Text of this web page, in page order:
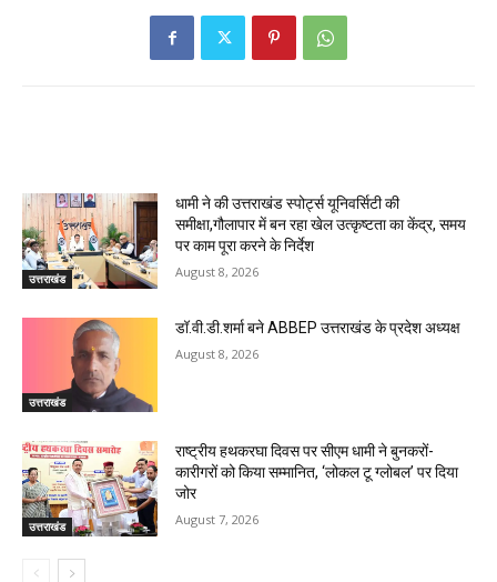
उत्तराखंड
धामी ने की उत्तराखंड स्पोर्ट्स यूनिवर्सिटी की
समीक्षा,गौलापार में बन रहा खेल उत्कृष्टता का केंद्र, समय
पर काम पूरा करने के निर्देश
August 8, 2026
उत्तराखंड
डॉ.वी.डी.शर्मा बने ABBEP उत्तराखंड के प्रदेश अध्यक्ष
August 8, 2026
उत्तराखंड
राष्ट्रीय हथकरघा दिवस पर सीएम धामी ने बुनकरों-
कारीगरों को किया सम्मानित, ‘लोकल टू ग्लोबल’ पर दिया
जोर
August 7, 2026